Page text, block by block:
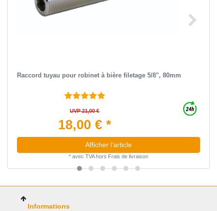
Raccord tuyau pour robinet à bière filetage 5/8", 80mm
UVP 21,00 €
18,00 € *
Afficher l’article
* avec TVAhors Frais de livraison
Informations